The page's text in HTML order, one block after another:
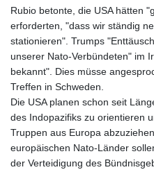
Rubio betonte, die USA hätten
erforderten, "dass wir ständig
stationieren". Trumps
unserer Nato-Verbündeten" im
bekannt". Dies müsse
Treffen in Schweden.
Die USA planen schon seit
des Indopazifiks zu orientieren
Truppen aus Europa
europäischen Nato-Länder
der Verteidigung des